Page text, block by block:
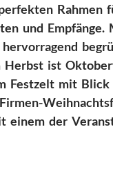
Rahmen
und  Empfänge.
hervorragend
Herbst  ist
Festzelt  mit
Firmen-
einem  der